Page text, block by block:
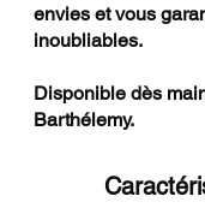
envies et vous
inoubliables.
Disponible dès
Barthélemy.